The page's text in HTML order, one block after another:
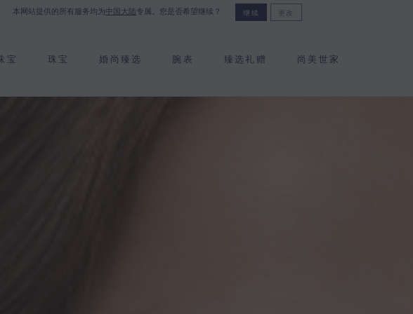
本网站提供的所有服务均为中国大陆专属。您是否希望继续？ 继续 更改
宝 珠宝 婚尚臻选 腕表 臻选礼赠 尚美世家
Shop now